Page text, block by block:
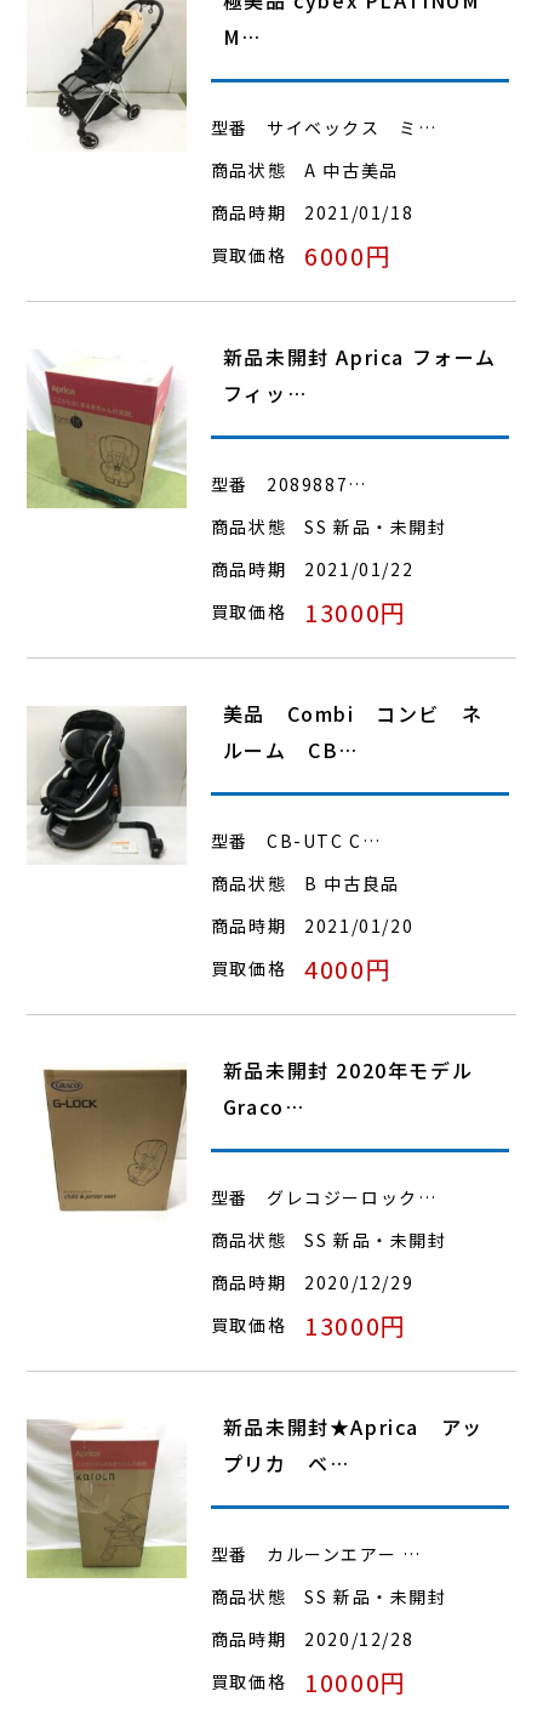
M…
型番
サイベックス ミ…
商品状態
A 中古美品
商品時期
2021/01/18
買取価格
6000円
新品未開封 Aprica フォーム
フィッ…
型番
2089887…
商品状態
SS 新品・未開封
商品時期
2021/01/22
買取価格
13000円
美品 Combi コンビ ネ
ルーム CB…
型番
CB-UTC C…
商品状態
B 中古良品
商品時期
2021/01/20
買取価格
4000円
新品未開封 2020年モデル
Graco…
型番
グレコジーロック…
商品状態
SS 新品・未開封
商品時期
2020/12/29
買取価格
13000円
新品未開封★Aprica アッ
プリカ ベ…
型番
カルーンエアー …
商品状態
SS 新品・未開封
商品時期
2020/12/28
買取価格
10000円